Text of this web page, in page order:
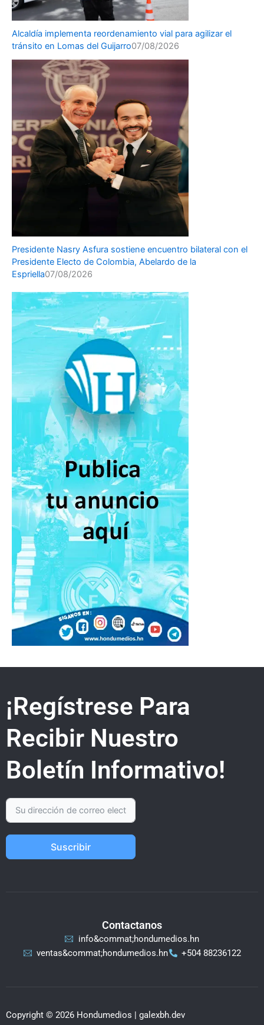
Alcaldía implementa reordenamiento vial para agilizar el
tránsito en Lomas del Guijarro07/08/2026
Presidente Nasry Asfura sostiene encuentro bilateral con el
Presidente Electo de Colombia, Abelardo de la
Espriella07/08/2026
¡Regístrese Para
Recibir Nuestro
Boletín Informativo!
Suscribir
Contactanos
info&commat;hondumedios.hn
ventas&commat;hondumedios.hn
+504 88236122
Copyright © 2026 Hondumedios | galexbh.dev